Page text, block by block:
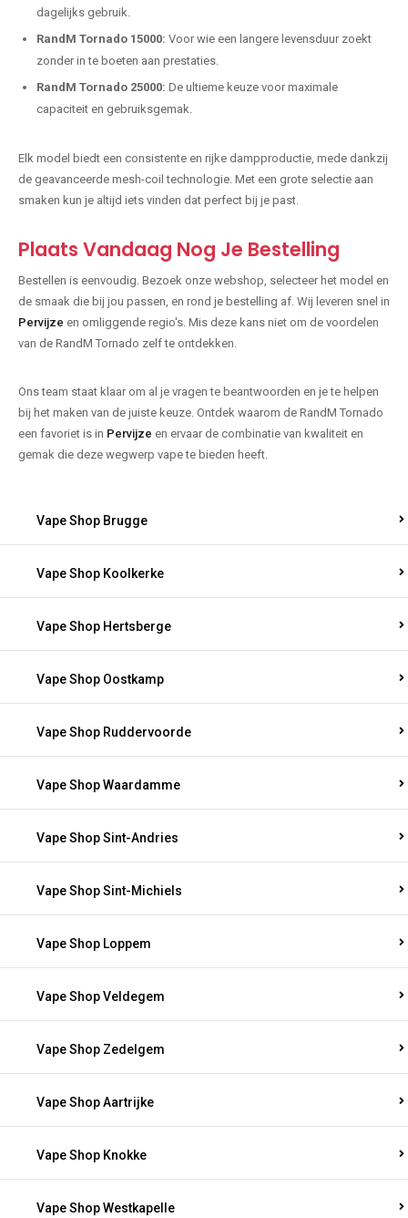
dagelijks gebruik.
RandM Tornado 15000: Voor wie een langere levensduur zoekt
zonder in te boeten aan prestaties.
RandM Tornado 25000: De ultieme keuze voor maximale
capaciteit en gebruiksgemak.
Elk model biedt een consistente en rijke dampproductie, mede dankzij
de geavanceerde mesh-coil technologie. Met een grote selectie aan
smaken kun je altijd iets vinden dat perfect bij je past.
Plaats Vandaag Nog Je Bestelling
Bestellen is eenvoudig. Bezoek onze webshop, selecteer het model en
de smaak die bij jou passen, en rond je bestelling af. Wij leveren snel in
Pervijze en omliggende regio's. Mis deze kans niet om de voordelen
van de RandM Tornado zelf te ontdekken.
Ons team staat klaar om al je vragen te beantwoorden en je te helpen
bij het maken van de juiste keuze. Ontdek waarom de RandM Tornado
een favoriet is in Pervijze en ervaar de combinatie van kwaliteit en
gemak die deze wegwerp vape te bieden heeft.
Vape Shop Brugge
Vape Shop Koolkerke
Vape Shop Hertsberge
Vape Shop Oostkamp
Vape Shop Ruddervoorde
Vape Shop Waardamme
Vape Shop Sint-Andries
Vape Shop Sint-Michiels
Vape Shop Loppem
Vape Shop Veldegem
Vape Shop Zedelgem
Vape Shop Aartrijke
Vape Shop Knokke
Vape Shop Westkapelle